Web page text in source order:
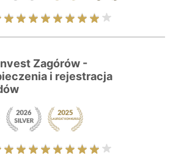
Zagórów -
i rejestracja